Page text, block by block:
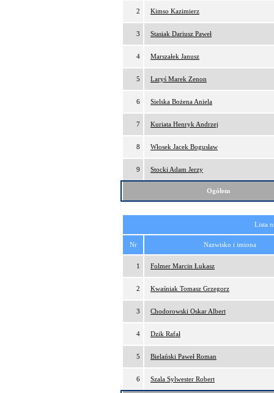
2 Kimso Kazimierz
3 Stasiak Dariusz Paweł
4 Marszałek Janusz
5 Laryś Marek Zenon
6 Sielska Bożena Aniela
7 Kuriata Henryk Andrzej
8 Włosek Jacek Bogusław
9 Stocki Adam Jerzy
Ogółem
Lista
Nr Nazwisko i imiona
1 Folmer Marcin Łukasz
2 Kwaśniak Tomasz Grzegorz
3 Chodorowski Oskar Albert
4 Dzik Rafał
5 Bielański Paweł Roman
6 Szala Sylwester Robert